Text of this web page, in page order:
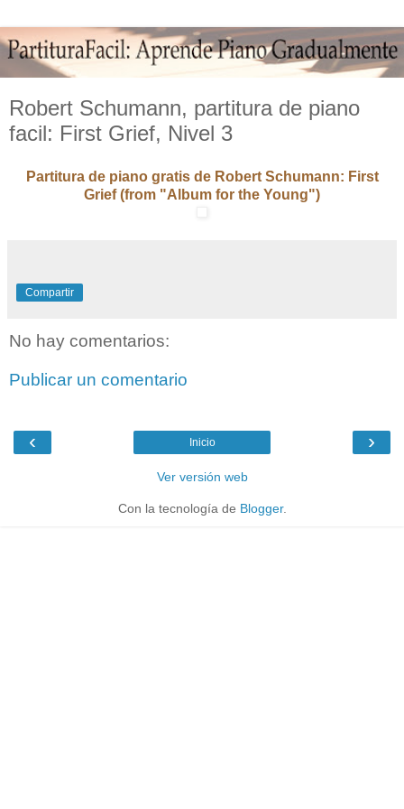
Robert Schumann, partitura de piano
facil: First Grief, Nivel 3
Partitura de piano gratis de Robert Schumann: First
Grief (from "Album for the Young")
Compartir
No hay comentarios:
Publicar un comentario
‹ ›
Inicio
Ver versión web
Con la tecnología de Blogger.